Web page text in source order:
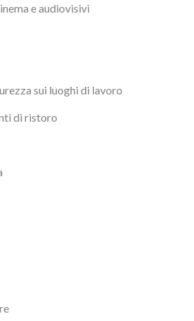
e audiovisivi
sui luoghi di lavoro
di ristoro